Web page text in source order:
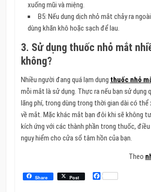
xuống mũi và miệng.
B5: Nếu dung dịch nhỏ mắt chảy ra
dùng khăn khô hoặc sạch để lau.
3. Sử dụng thuốc nhỏ mắt
không?
Nhiều người đang quá lạm dụng thuốc nhỏ
mỗi mắt là sử dụng. Thực ra nếu bạn sử dụng
lãng phí, trong dùng trong thời gian dài có thể
về mắt. Mặc khác mắt bạn đôi khi sẽ không
kích ứng với các thành phần trong thuốc,
nguy hiểm cho cửa sổ tâm hồn của bạn.
Theo
Share Post Facebook